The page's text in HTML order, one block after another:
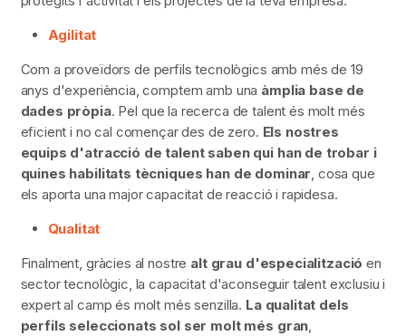
Agilitat
Com a proveïdors de perfils tecnològics amb més de 19
anys d'experiència, comptem amb una àmplia base de
dades pròpia. Pel que la recerca de talent és molt més
eficient i no cal començar des de zero. Els nostres
equips d'atracció de talent saben qui han de trobar i
quines habilitats tècniques han de dominar, cosa que
els aporta una major capacitat de reacció i rapidesa.
Qualitat
Finalment, gràcies al nostre alt grau d'especialització en
sector tecnològic, la capacitat d'aconseguir talent exclusiu i
expert al camp és molt més senzilla. La qualitat dels
perfils seleccionats sol ser molt més gran,